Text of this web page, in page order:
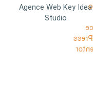
Agence Web Key Idea
Studio